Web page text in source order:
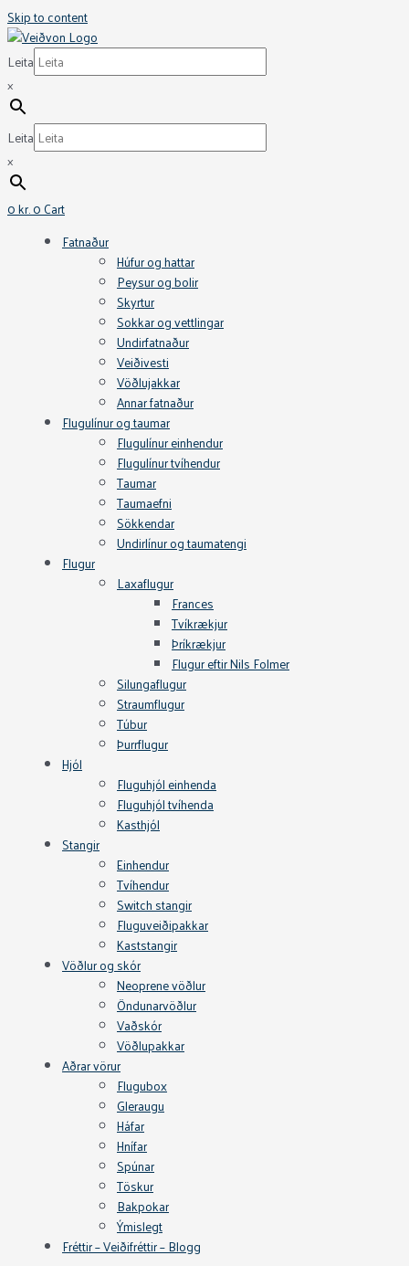
Skip to content
Leita
×
Leita
×
0kr.0Cart
Fatnaður
Húfur og hattar
Peysur og bolir
Skyrtur
Sokkar og vettlingar
Undirfatnaður
Veiðivesti
Vöðlujakkar
Annar fatnaður
Flugulínur og taumar
Flugulínur einhendur
Flugulínur tvíhendur
Taumar
Taumaefni
Sökkendar
Undirlínur og taumatengi
Flugur
Laxaflugur
Frances
Tvíkrækjur
Þríkrækjur
Flugur eftir Nils Folmer
Silungaflugur
Straumflugur
Túbur
Þurrflugur
Hjól
Fluguhjól einhenda
Fluguhjól tvíhenda
Kasthjól
Stangir
Einhendur
Tvíhendur
Switch stangir
Fluguveiðipakkar
Kaststangir
Vöðlur og skór
Neoprene vöðlur
Öndunarvöðlur
Vaðskór
Vöðlupakkar
Aðrar vörur
Flugubox
Gleraugu
Háfar
Hnífar
Spúnar
Töskur
Bakpokar
Ýmislegt
Fréttir – Veiðifréttir – Blogg